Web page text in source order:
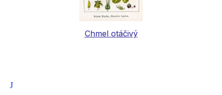
Chmel otáčivý
J